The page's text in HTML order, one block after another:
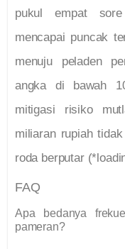
pukul empat
mencapai puncak
menuju peladen
angka di bawah
mitigasi risiko
miliaran rupiah
roda berputar
FAQ
Apa bedanya
pameran?